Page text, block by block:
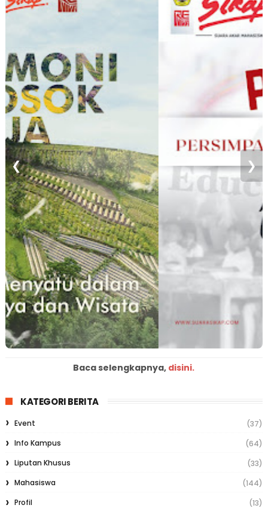
❮ ❯
Baca selengkapnya, disini.
KATEGORI BERITA
Event
(37)
Info Kampus
(64)
Liputan Khusus
(33)
Mahasiswa
(144)
Profil
(13)